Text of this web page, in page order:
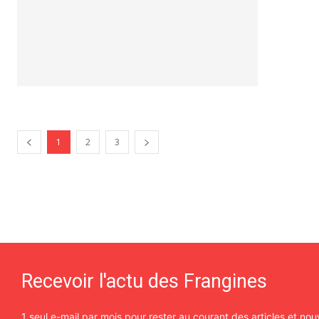
1 2 3
Recevoir l'actu des Frangines
1 seul e-mail par mois pour rester au courant des articles et